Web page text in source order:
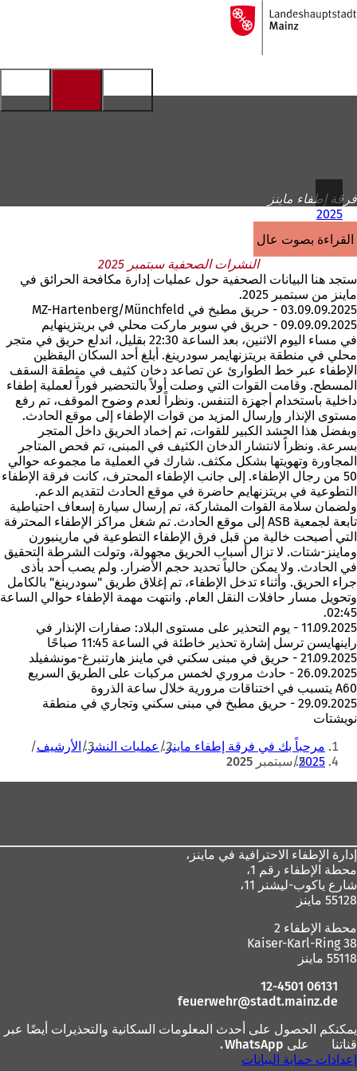
الانتقال إلى المحتوى
إلى
الصفحة
فرقة إطفاء ماينز
2025
القراءة بصوت عالٍ
النشرات الصحفية سبتمبر 2025
ستجد هنا البيانات الصحفية حول عمليات إدارة مكافحة الحرائق في
ماينز من سبتمبر 2025.
03.09.09.2025 - حريق مطبخ في MZ-Hartenberg/Münchfeld
09.09.09.2025 - حريق في سوبر ماركت محلي في بريتزينهايم
في مساء اليوم الاثنين، بعد الساعة 22:30 بقليل، اندلع حريق في متجر
محلي في منطقة بريتزنهايمر سودرينغ. أبلغ أحد السكان اليقظين
الإطفاء عبر خط الطوارئ عن تصاعد دخان كثيف في منطقة السقف
المسطح. وقامت القوات التي وصلت أولاً بالتحضير فوراً لعملية إطفاء
داخلية باستخدام أجهزة التنفس. ونظراً لعدم وضوح الموقف، تم رفع
مستوى الإنذار وإرسال المزيد من قوات الإطفاء إلى موقع الحادث.
وبفضل هذا الحشد الكبير للقوات، تم إخماد الحريق داخل المتجر
بسرعة. ونظراً لانتشار الدخان الكثيف في المبنى، تم فحص المتاجر
المجاورة وتهويتها بشكل مكثف. شارك في العملية ما مجموعه حوالي
50 من رجال الإطفاء. إلى جانب الإطفاء المحترف، كانت فرقة الإطفاء
التطوعية في بريتزنهايم حاضرة في موقع الحادث لتقديم الدعم.
ولضمان سلامة القوات المشاركة، تم إرسال سيارة إسعاف احتياطية
تابعة لجمعية ASB إلى موقع الحادث. تم شغل مراكز الإطفاء المحترفة
التي أصبحت خالية من قبل فرق الإطفاء التطوعية في مارينبورن
وماينز-شتات. لا تزال أسباب الحريق مجهولة، وتولت الشرطة التحقيق
في الحادث. ولا يمكن حالياً تحديد حجم الأضرار. ولم يصب أحد بأذى
جراء الحريق. وأثناء تدخل الإطفاء، تم إغلاق طريق "سودرينغ" بالكامل
وتحويل مسار حافلات النقل العام. وانتهت مهمة الإطفاء حوالي الساعة
02:45.
11.09.2025 - يوم التحذير على مستوى البلاد: صفارات الإنذار في
راينهايسن ترسل إشارة تحذير خاطئة في الساعة 11:45 صباحًا
21.09.2025 - حريق في مبنى سكني في ماينز هارتنبرغ-مونشفيلد
26.09.2025 - حادث مروري لخمس مركبات على الطريق السريع
A60 يتسبب في اختناقات مرورية خلال ساعة الذروة
29.09.2025 - حريق مطبخ في مبنى سكني وتجاري في منطقة
نويشتات
أنت
هنا
مرحباً بك في فرقة إطفاء ماينز عمليات النشر الأرشيف
2025 سبتمبر 2025
إدارة الإطفاء الاحترافية في ماينز،
محطة الإطفاء رقم 1،
شارع ياكوب-ليشنر 11،
55128 ماينز
محطة الإطفاء 2
Kaiser-Karl-Ring 38
55118 ماينز
06131 12-4501
feuerwehr
stadt.mainz de
يمكنكم الحصول على أحدث المعلومات السكانية والتحذيرات أيضًا عبر
قناتنا
على WhatsApp
(
.
إعدادات حماية البيانات